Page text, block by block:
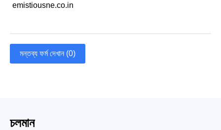
emistiousne.co.in
মন্তব্য ফর্ম দেখান (0)
চলমান